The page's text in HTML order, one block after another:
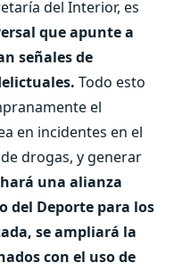
del Interior, es
que apunte a
señales de
Todo esto
el
en incidentes en el
drogas, y generar
una alianza
del Deporte para los
se ampliará la
con el uso de